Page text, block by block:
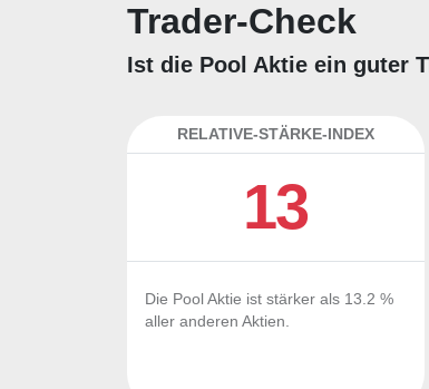
Trader-Check
Ist die Pool Aktie ein guter
RELATIVE-STÄRKE-INDEX
13
Die Pool Aktie ist stärker als 13.2 %
aller anderen Aktien.